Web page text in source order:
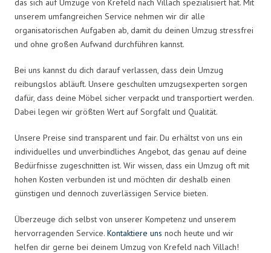
das sich auf Umzüge von Krefeld nach Villach spezialisiert hat. Mit
unserem umfangreichen Service nehmen wir dir alle
organisatorischen Aufgaben ab, damit du deinen Umzug stressfrei
und ohne großen Aufwand durchführen kannst.
Bei uns kannst du dich darauf verlassen, dass dein Umzug
reibungslos abläuft. Unsere geschulten umzugsexperten sorgen
dafür, dass deine Möbel sicher verpackt und transportiert werden.
Dabei legen wir größten Wert auf Sorgfalt und Qualität.
Unsere Preise sind transparent und fair. Du erhältst von uns ein
individuelles und unverbindliches Angebot, das genau auf deine
Bedürfnisse zugeschnitten ist. Wir wissen, dass ein Umzug oft mit
hohen Kosten verbunden ist und möchten dir deshalb einen
günstigen und dennoch zuverlässigen Service bieten.
Überzeuge dich selbst von unserer Kompetenz und unserem
hervorragenden Service. Kontaktiere uns noch heute und wir
helfen dir gerne bei deinem Umzug von Krefeld nach Villach!